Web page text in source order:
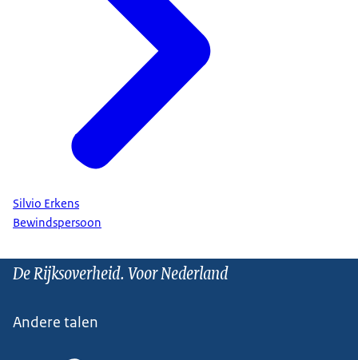
Silvio Erkens
Bewindspersoon
De Rijksoverheid. Voor Nederland
Andere talen